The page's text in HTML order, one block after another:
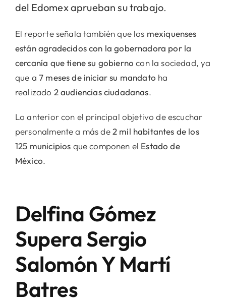
del Edomex aprueban su trabajo.
El reporte señala también que los mexiquenses
están agradecidos con la gobernadora por la
cercanía que tiene su gobierno con la sociedad, ya
que a7 meses de iniciar su mandato ha
realizado 2 audiencias ciudadanas.
Lo anterior con el principal objetivo de escuchar
personalmente a más de2 mil habitantes de los
125 municipios que componen el Estado de
México.
Delfina Gómez
Supera Sergio
Salomón Y Martí
Batres